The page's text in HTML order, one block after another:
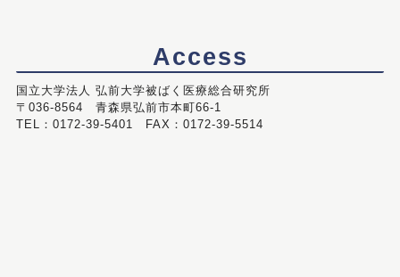
Access
国立大学法人 弘前大学被ばく医療総合研究所
〒036-8564 青森県弘前市本町66-1
TEL：0172-39-5401 FAX：0172-39-5514